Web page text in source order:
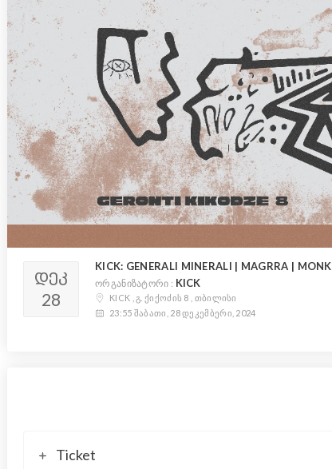
ᲓᲔᲙ
28
KICK: GENERALI MINERALI | MAGRRA | MONK
ორგანიზატორი : KICK
KICK , გ. ქიქოძის 8 , თბილისი
23:55 შაბათი, 28 დეკემბერი, 2024
Ticket